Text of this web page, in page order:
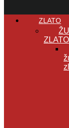
ZLATO
ZLATO